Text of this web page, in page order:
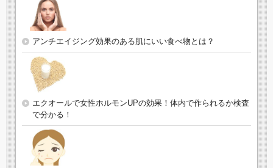
アンチエイジング効果のある肌にいい食べ物とは？
エクオールで女性ホルモンUPの効果！体内で作られるか検査
で分かる！